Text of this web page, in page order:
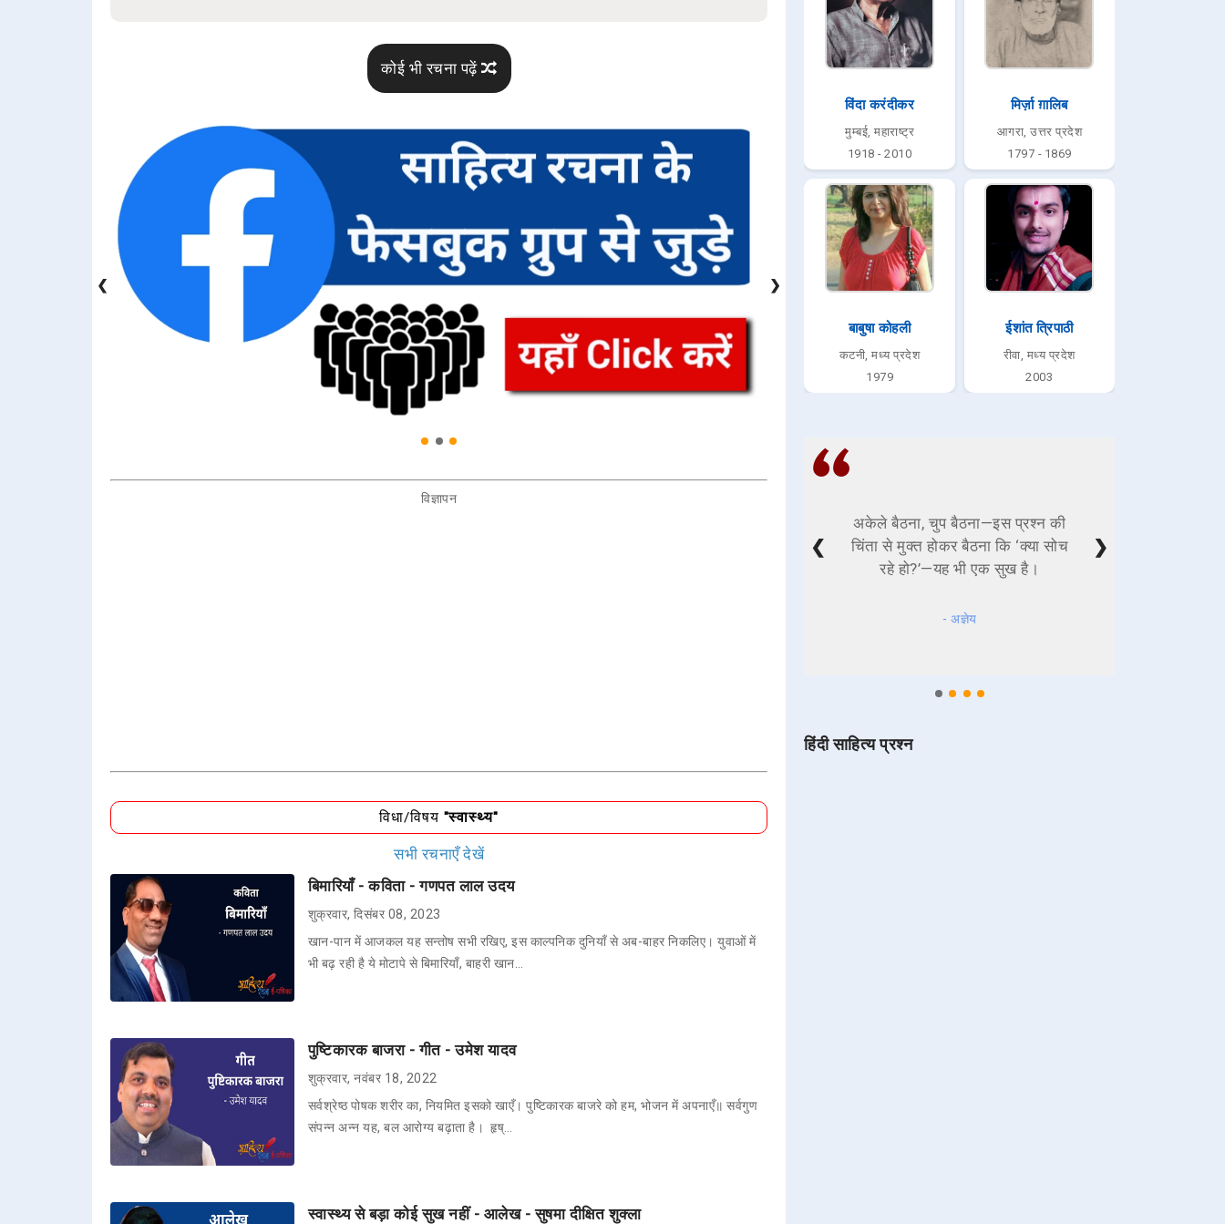
कोई भी रचना पढ़ें
❮ ❯
विज्ञापन
विधा/विषय "स्वास्थ्य"
सभी रचनाएँ देखें
बिमारियाँ - कविता - गणपत लाल उदय
शुक्रवार, दिसंबर 08, 2023
खान-पान में आजकल यह सन्तोष सभी रखिए, इस काल्पनिक दुनियाँ से अब-बाहर निकलिए। युवाओं में
भी बढ़ रही है ये मोटापे से बिमारियाँ, बाहरी खान…
पुष्टिकारक बाजरा - गीत - उमेश यादव
शुक्रवार, नवंबर 18, 2022
सर्वश्रेष्ठ पोषक शरीर का, नियमित इसको खाएँ। पुष्टिकारक बाजरे को हम, भोजन में अपनाएँ॥ सर्वगुण
संपन्न अन्न यह, बल आरोग्य बढ़ाता है। हृष्…
स्वास्थ्य से बड़ा कोई सुख नहीं - आलेख - सुषमा दीक्षित शुक्ला
विंदा करंदीकर
मुम्बई, महाराष्ट्र
1918 - 2010
मिर्ज़ा ग़ालिब
आगरा, उत्तर प्रदेश
1797 - 1869
बाबुषा कोहली
कटनी, मध्य प्रदेश
1979
ईशांत त्रिपाठी
रीवा, मध्य प्रदेश
2003
अकेले बैठना, चुप बैठना—इस प्रश्न की
चिंता से मुक्त होकर बैठना कि ‘क्या सोच
रहे हो?’—यह भी एक सुख है।
- अज्ञेय
❮ ❯
हिंदी साहित्य प्रश्न